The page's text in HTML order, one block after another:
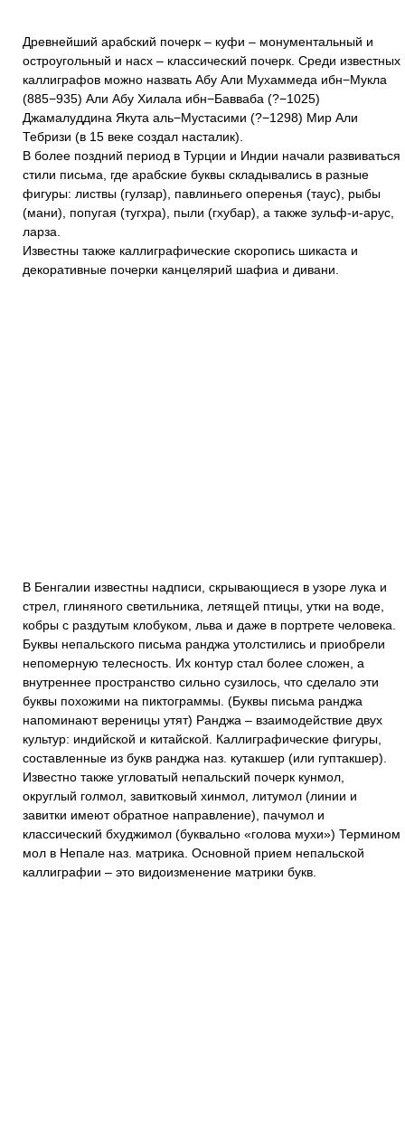
Древнейший арабский почерк – куфи – монументальный и
остроугольный и насх – классический почерк. Среди известных
каллиграфов можно назвать Абу Али Мухаммеда ибн−Мукла
(885−935) Али Абу Хилала ибн−Бавваба (?−1025)
Джамалуддина Якута аль−Мустасими (?−1298) Мир Али
Тебризи (в 15 веке создал насталик).
В более поздний период в Турции и Индии начали развиваться
стили письма, где арабские буквы складывались в разные
фигуры: листвы (гулзар), павлиньего оперенья (таус), рыбы
(мани), попугая (тугхра), пыли (гхубар), а также зульф-и-арус,
ларза.
Известны также каллиграфические скоропись шикаста и
декоративные почерки канцелярий шафиа и дивани.
В Бенгалии известны надписи, скрывающиеся в узоре лука и
стрел, глиняного светильника, летящей птицы, утки на воде,
кобры с раздутым клобуком, льва и даже в портрете человека.
Буквы непальского письма ранджа утолстились и приобрели
непомерную телесность. Их контур стал более сложен, а
внутреннее пространство сильно сузилось, что сделало эти
буквы похожими на пиктограммы. (Буквы письма ранджа
напоминают вереницы утят) Ранджа – взаимодействие двух
культур: индийской и китайской. Каллиграфические фигуры,
составленные из букв ранджа наз. кутакшер (или гуптакшер).
Известно также угловатый непальский почерк кунмол,
округлый голмол, завитковый хинмол, литумол (линии и
завитки имеют обратное направление), пачумол и
классический бхуджимол (буквально «голова мухи») Термином
мол в Непале наз. матрика. Основной прием непальской
каллиграфии – это видоизменение матрики букв.